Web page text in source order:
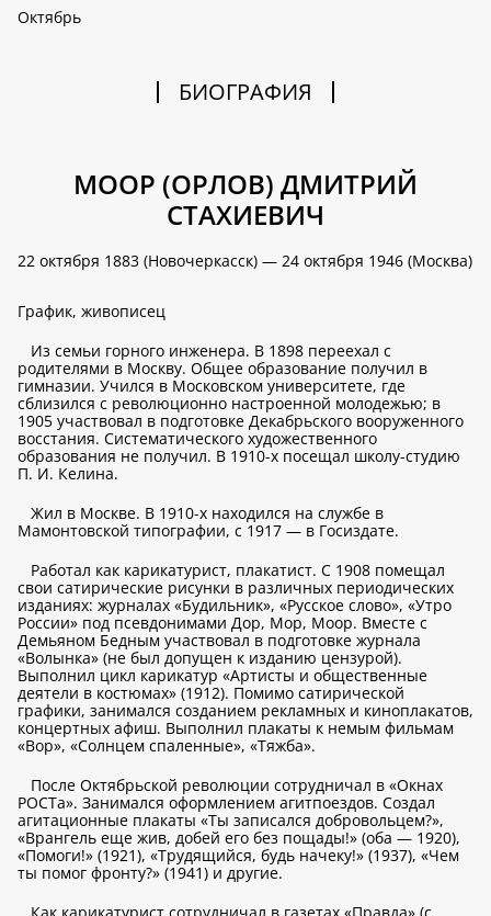
Октябрь
БИОГРАФИЯ
МООР (ОРЛОВ) ДМИТРИЙ
СТАХИЕВИЧ
22 октября 1883 (Новочеркасск) — 24 октября 1946 (Москва)
График, живописец
Из семьи горного инженера. В 1898 переехал с
родителями в Москву. Общее образование получил в
гимназии. Учился в Московском университете, где
сблизился с революционно настроенной молодежью; в
1905 участвовал в подготовке Декабрьского вооруженного
восстания. Систематического художественного
образования не получил. В 1910-х посещал школу-студию
П. И. Келина.
Жил в Москве. В 1910-х находился на службе в
Мамонтовской типографии, с 1917 — в Госиздате.
Работал как карикатурист, плакатист. С 1908 помещал
свои сатирические рисунки в различных периодических
изданиях: журналах «Будильник», «Русское слово», «Утро
России» под псевдонимами Дор, Мор, Моор. Вместе с
Демьяном Бедным участвовал в подготовке журнала
«Волынка» (не был допущен к изданию цензурой).
Выполнил цикл карикатур «Артисты и общественные
деятели в костюмах» (1912). Помимо сатирической
графики, занимался созданием рекламных и киноплакатов,
концертных афиш. Выполнил плакаты к немым фильмам
«Вор», «Солнцем спаленные», «Тяжба».
После Октябрьской революции сотрудничал в «Окнах
РОСТа». Занимался оформлением агитпоездов. Создал
агитационные плакаты «Ты записался добровольцем?»,
«Врангель еще жив, добей его без пощады!» (оба — 1920),
«Помоги!» (1921), «Трудящийся, будь начеку!» (1937), «Чем
ты помог фронту?» (1941) и другие.